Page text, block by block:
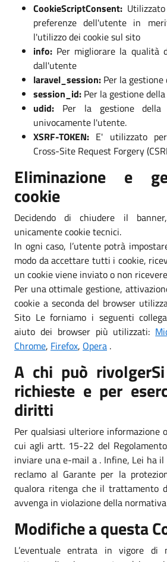
CookieScriptConsent:
preferenze dell'utente in
l'utilizzo dei cookie sul sito
info: Per migliorare la qualità
dall'utente
laravel_session: Per la gestione
session_id: Per la gestione
udid: Per la gestione della
univocamente l'utente.
XSRF-TOKEN: E' utilizzato
Cross-Site Request Forgery
Eliminazione e
cookie
Decidendo di chiudere il
unicamente cookie tecnici.
In ogni caso, l’utente potrà
modo da accettare tutti i cookie,
un cookie viene inviato o non
Per una ottimale gestione,
cookie a seconda del browser
Sito Le forniamo i seguenti
aiuto dei browser più utilizzati:
Chrome, Firefox, Opera .
A chi può
richieste e per
diritti
Per qualsiasi ulteriore informazione
cui agli artt. 15-22 del
inviare una e-mail a . Infine, Lei ha
reclamo al Garante per la
qualora ritenga che il trattamento
avvenga in violazione della
Modifiche a questa
L’eventuale entrata in vigore di